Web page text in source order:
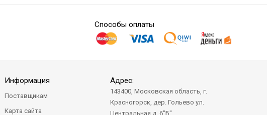
Способы оплаты
Информация
Поставщикам
Карта сайта
Адрес:
143400, Московская область, г.
Красногорск, дер. Гольево ул.
Центральная д. 6"Б"